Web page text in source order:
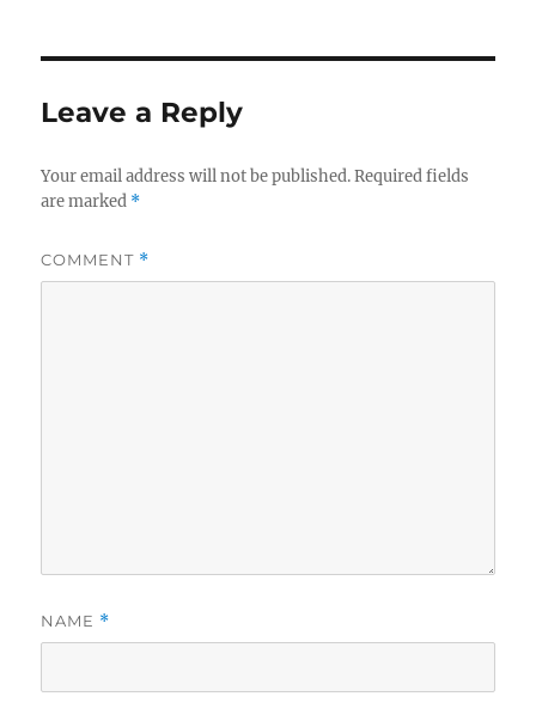
Leave a Reply
Your email address will not be published. Required fields
are marked *
COMMENT *
NAME *